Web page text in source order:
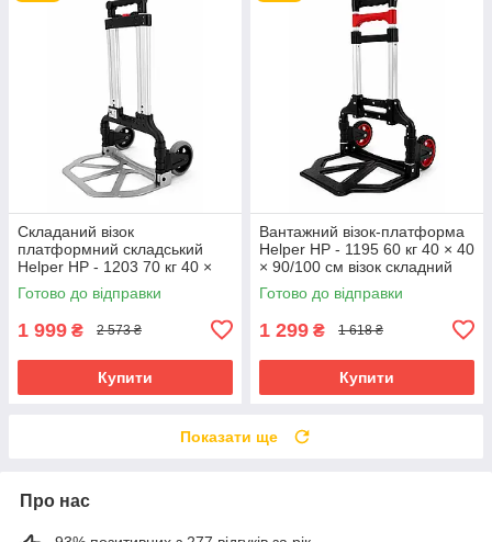
Складаний візок
платформний складський
Helper HP - 1203 70 кг 40 ×
41 × 100 см транспортний
візок складський
Готово до відправки
1 999 ₴ 2 573 ₴
Купити
Вантажний візок-платформа
Helper HP - 1195 60 кг 40 × 40
× 90/100 см візок складний
складський транспортний
візок-платформа
Готово до відправки
1 299 ₴ 1 618 ₴
Купити
Показати ще
Про нас